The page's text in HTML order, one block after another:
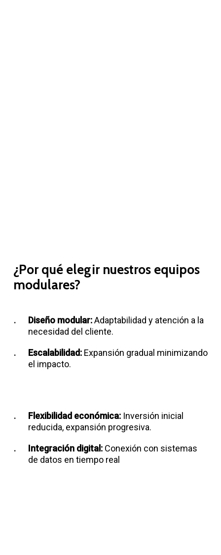
¿Por qué elegir nuestros equipos
modulares?
Diseño modular:Adaptabilidad y atención a la
necesidad del cliente.
Escalabilidad: Expansión gradual minimizando
el impacto.
Flexibilidad económica: Inversión inicial
reducida, expansión progresiva.
Integración digital: Conexión con sistemas
de datos en tiempo real